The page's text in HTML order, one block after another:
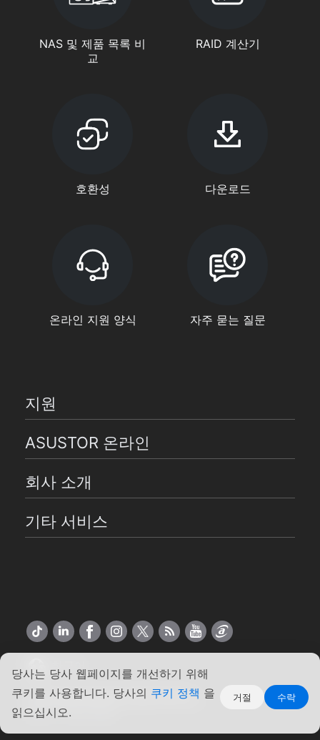
당사는 당사 웹페이지를 개선하기 위해
쿠키를 사용합니다. 당사의 쿠키 정책 을
읽으십시오.
거절 수락
NAS 및 제품 목록 비
교
RAID 계산기
호환성 다운로드
온라인 지원 양식 자주 묻는 질문
지원
ASUSTOR 온라인
회사 소개
기타 서비스
Copyright ©2026 ASUSTOR Inc.
약관 | 개인 정보